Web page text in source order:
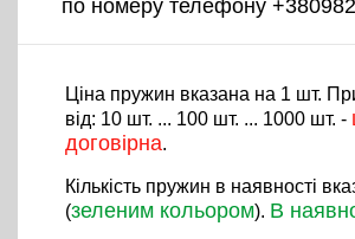
по номеру телефону
Ціна пружин вказана на 1 шт.
від: 10 шт. ... 100 шт. ... 1000 шт. -
договірна.
Кількість пружин в наявності
(зеленим кольором). В